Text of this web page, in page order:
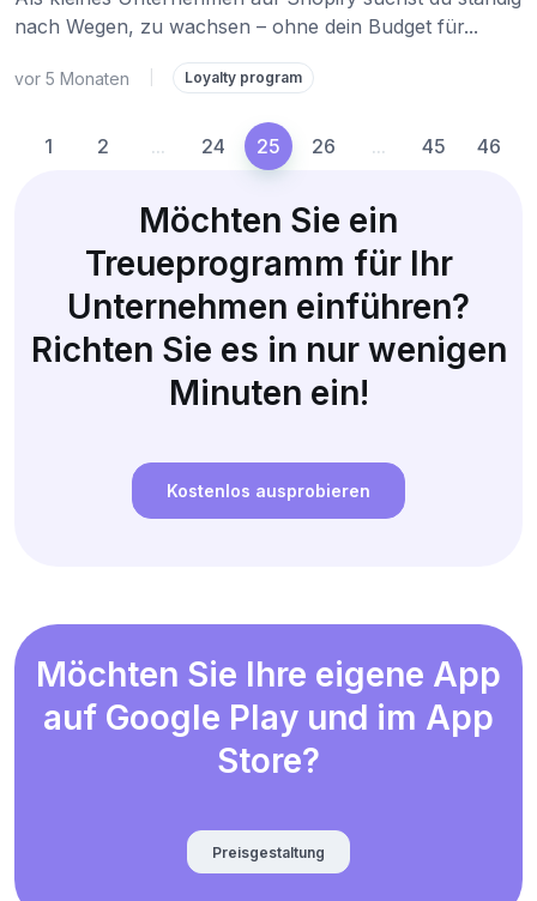
nach Wegen, zu wachsen – ohne dein Budget für...
vor 5 Monaten Loyalty program
1 2 ... 24 25 26 ... 45 46
Möchten Sie ein
Treueprogramm für Ihr
Unternehmen einführen?
Richten Sie es in nur wenigen
Minuten ein!
Kostenlos ausprobieren
Möchten Sie Ihre eigene App
auf Google Play und im App
Store?
Preisgestaltung